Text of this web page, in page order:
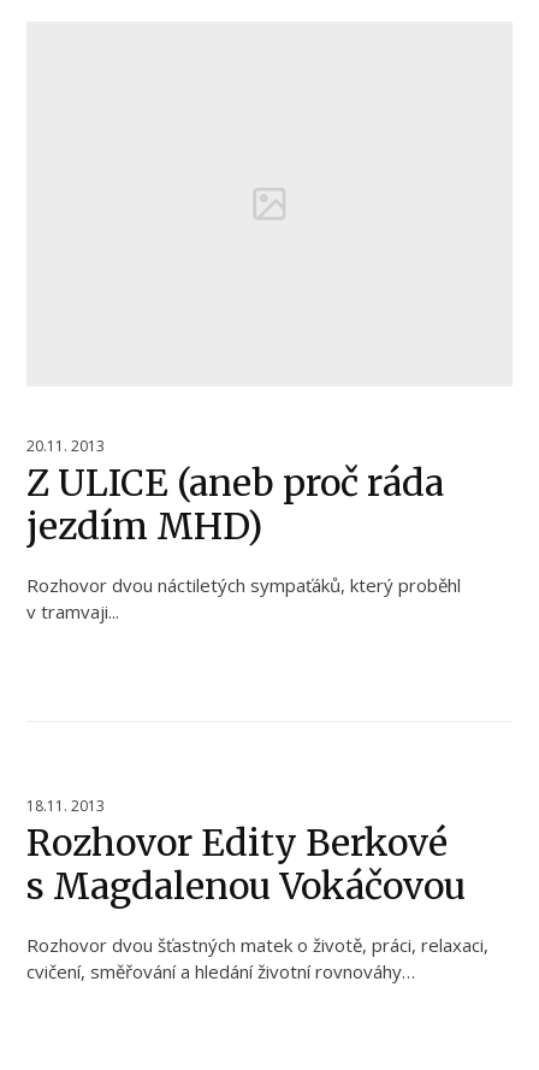
20.11. 2013
Z ULICE (aneb proč ráda
jezdím MHD)
Rozhovor dvou náctiletých sympaťáků, který proběhl
v tramvaji...
18.11. 2013
Rozhovor Edity Berkové
s Magdalenou Vokáčovou
Rozhovor dvou šťastných matek o životě, práci, relaxaci,
cvičení, směřování a hledání životní rovnováhy…